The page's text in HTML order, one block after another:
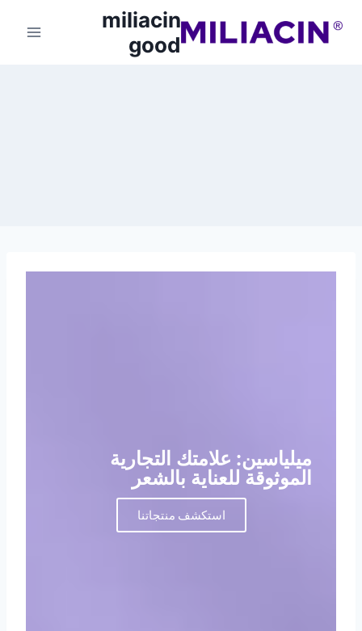
miliacin
good
ميلياسين: علامتك التجارية
الموثوقة للعناية بالشعر
استكشف منتجاتنا